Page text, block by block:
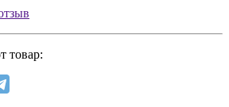
товар: